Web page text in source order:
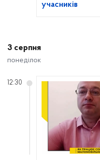
учасників
3 серпня
понеділок
12:30